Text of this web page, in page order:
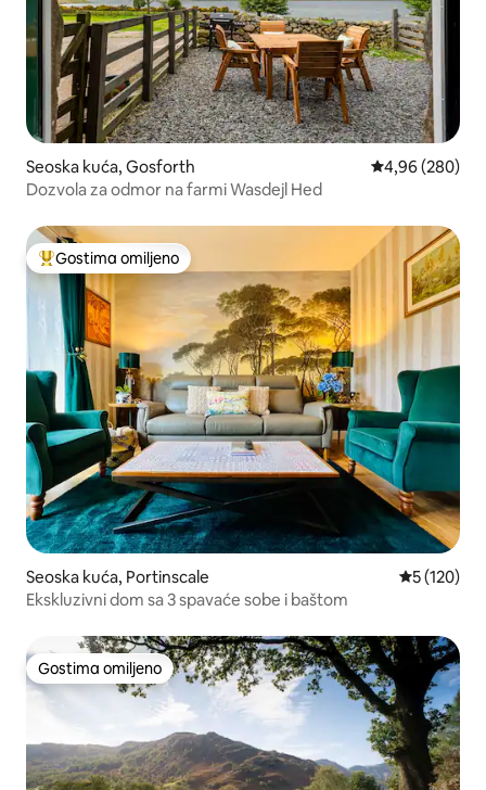
Seoska kuća, Gosforth Prosečna
4,96 (280)
Dozvola za odmor na farmi Wasdejl Hed
Najuspešniji među gostima omiljenim
Gostima omiljeno
Seoska kuća, Portinscale Prosečna
5 (120)
Ekskluzivni dom sa 3 spavaće sobe i baštom
Gostima omiljeno
Gostima omiljeno